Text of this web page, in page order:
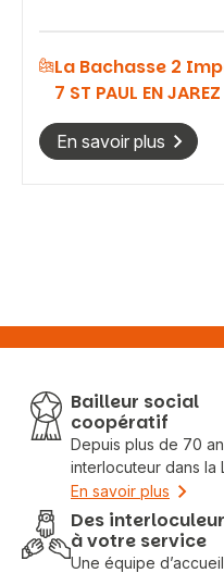
La Bachasse 2
7 ST PAUL EN JAREZ
En savoir plus
Bailleur social
coopératif
Depuis plus de 70
interlocuteur dans la
En savoir plus
Des
à votre service
Une équipe